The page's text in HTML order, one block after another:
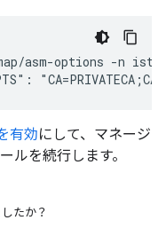
asm-options -n
有効にして、マネージ
ルを続行します。
たか？